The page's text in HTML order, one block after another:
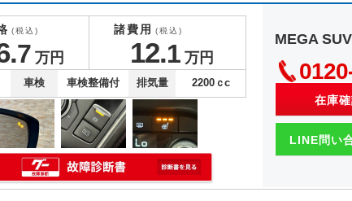
(税込)
7 万円
諸費用 (税込)
12.1 万円
車検 車検整備付 排気量 2200 ｃc
MEGA
在庫
LINE問い